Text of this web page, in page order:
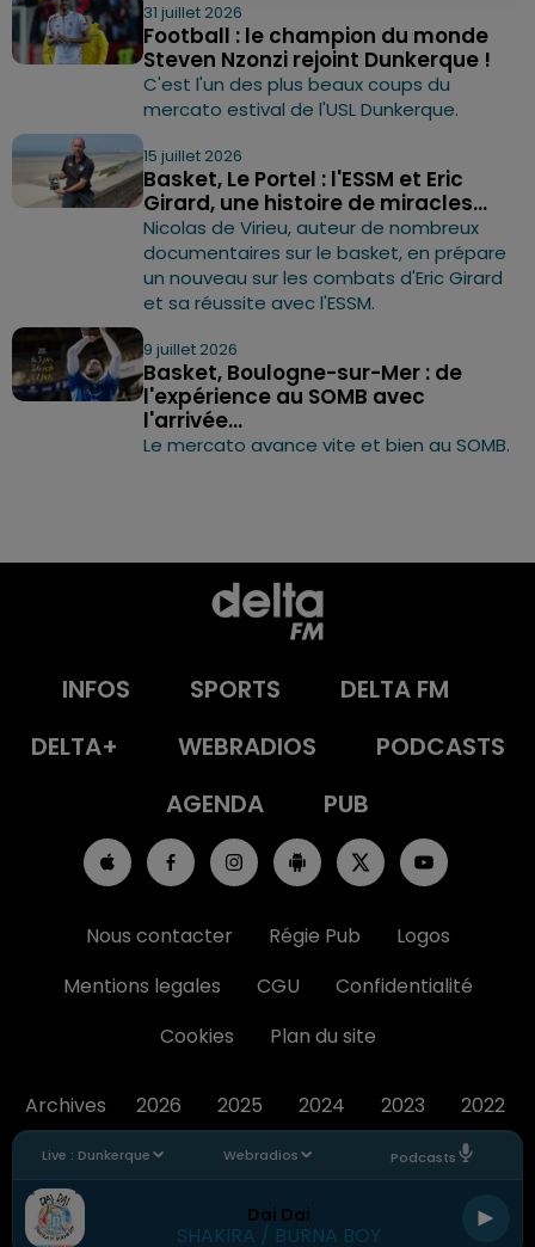
Live : Dunkerque Webradios Podcasts
Dai Dai
SHAKIRA / BURNA BOY
31 juillet 2026
Football : le champion du monde
Steven Nzonzi rejoint Dunkerque !
C'est l'un des plus beaux coups du
mercato estival de l'USL Dunkerque.
15 juillet 2026
Basket, Le Portel : l'ESSM et Eric
Girard, une histoire de miracles...
Nicolas de Virieu, auteur de nombreux
documentaires sur le basket, en prépare
un nouveau sur les combats d'Eric Girard
et sa réussite avec l'ESSM.
9 juillet 2026
Basket, Boulogne-sur-Mer : de
l'expérience au SOMB avec
l'arrivée...
Le mercato avance vite et bien au SOMB.
INFOS SPORTS
DELTA FM
DELTA+
WEBRADIOS
PODCASTS
AGENDA
PUB
Nous contacter Régie Pub
Logos
Mentions legales
CGU
Confidentialité
Cookies
Plan du site
Archives 2026 2025 2024 2023 2022